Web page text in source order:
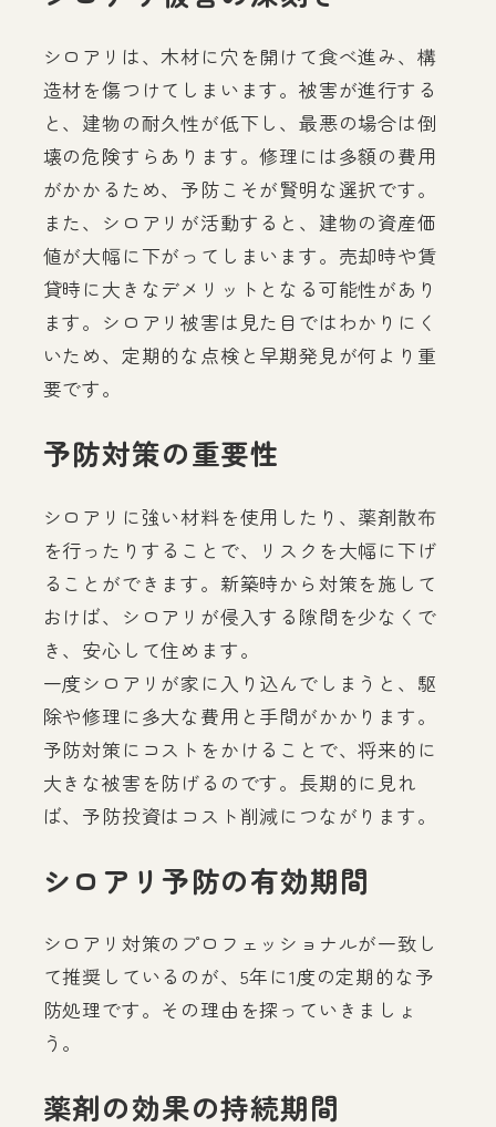
シロアリは、木材に穴を開けて食べ進み、構
造材を傷つけてしまいます。被害が進行する
と、建物の耐久性が低下し、最悪の場合は倒
壊の危険すらあります。修理には多額の費用
がかかるため、予防こそが賢明な選択です。
また、シロアリが活動すると、建物の資産価
値が大幅に下がってしまいます。売却時や賃
貸時に大きなデメリットとなる可能性があり
ます。シロアリ被害は見た目ではわかりにく
いため、定期的な点検と早期発見が何より重
要です。
予防対策の重要性
シロアリに強い材料を使用したり、薬剤散布
を行ったりすることで、リスクを大幅に下げ
ることができます。新築時から対策を施して
おけば、シロアリが侵入する隙間を少なくで
き、安心して住めます。
一度シロアリが家に入り込んでしまうと、駆
除や修理に多大な費用と手間がかかります。
予防対策にコストをかけることで、将来的に
大きな被害を防げるのです。長期的に見れ
ば、予防投資はコスト削減につながります。
シロアリ予防の有効期間
シロアリ対策のプロフェッショナルが一致し
て推奨しているのが、5年に1度の定期的な予
防処理です。その理由を探っていきましょ
う。
薬剤の効果の持続期間